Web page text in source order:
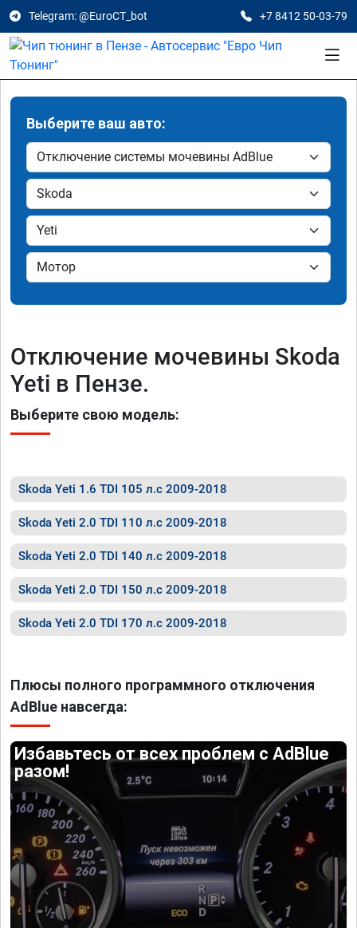
Telegram: @EuroCT_bot +7 8412 50-03-79
Выберите ваш авто:
Отключение мочевины Skoda
Yeti в Пензе.
Выберите свою модель:
Skoda Yeti 1.6 TDI 105 л.с 2009-2018
Skoda Yeti 2.0 TDI 110 л.с 2009-2018
Skoda Yeti 2.0 TDI 140 л.с 2009-2018
Skoda Yeti 2.0 TDI 150 л.с 2009-2018
Skoda Yeti 2.0 TDI 170 л.с 2009-2018
Плюсы полного программного отключения
AdBlue навсегда:
Избавьтесь от всех проблем с AdBlue
разом!